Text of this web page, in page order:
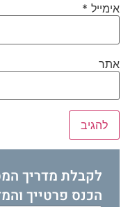
אימייל *
אתר
לקבלת מדריך
הכנס פרטייך